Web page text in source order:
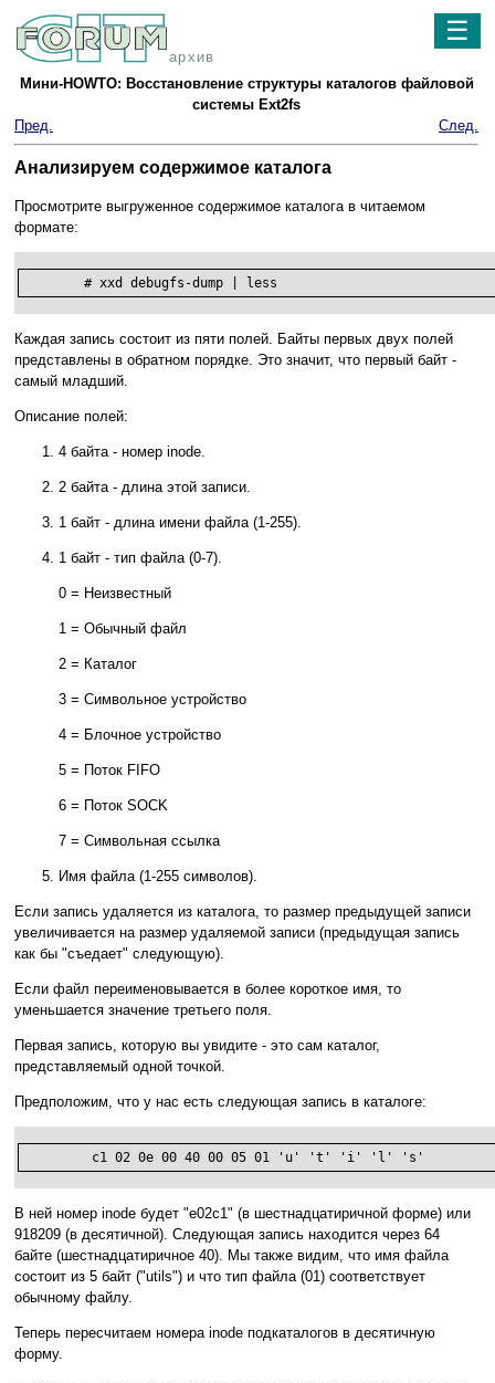
архив
☰
Мини-HOWTO: Восстановление структуры каталогов файловой
системы Ext2fs
Пред.
След.
Анализируем содержимое каталога
Просмотрите выгруженное содержимое каталога в читаемом
формате:
        # xxd debugfs-dump | less
Каждая запись состоит из пяти полей. Байты первых двух полей
представлены в обратном порядке. Это значит, что первый байт -
самый младший.
Описание полей:
4 байта - номер inode.
2 байта - длина этой записи.
1 байт - длина имени файла (1-255).
1 байт - тип файла (0-7).
0 = Неизвестный
1 = Обычный файл
2 = Каталог
3 = Символьное устройство
4 = Блочное устройство
5 = Поток FIFO
6 = Поток SOCK
7 = Символьная ссылка
Имя файла (1-255 символов).
Если запись удаляется из каталога, то размер предыдущей записи
увеличивается на размер удаляемой записи (предыдущая запись
как бы "съедает" следующую).
Если файл переименовывается в более короткое имя, то
уменьшается значение третьего поля.
Первая запись, которую вы увидите - это сам каталог,
представляемый одной точкой.
Предположим, что у нас есть следующая запись в каталоге:
         c1 02 0e 00 40 00 05 01 'u' 't' 'i' 'l' 's'
В ней номер inode будет "e02c1" (в шестнадцатиричной форме) или
918209 (в десятичной). Следующая запись находится через 64
байте (шестнадцатиричное 40). Мы также видим, что имя файла
состоит из 5 байт ("utils") и что тип файла (01) соответствует
обычному файлу.
Теперь пересчитаем номера inode подкаталогов в десятичную
форму.